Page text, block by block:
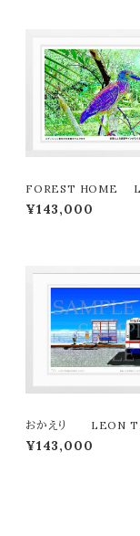
FOREST HOME
ERASHIMA版画作品
定
¥143,000
おかえり LEON
MA版画作品180作限定
¥143,000